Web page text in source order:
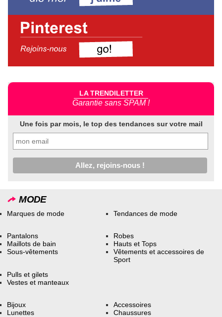
LA TRENDILETTER
Garantie sans SPAM !
Une fois par mois, le top des tendances sur votre mail
MODE
Marques de mode Tendances de mode
Pantalons
Maillots de bain
Sous-vêtements
Robes
Hauts et Tops
Vêtements et accessoires de
Sport
Pulls et gilets
Vestes et manteaux
Bijoux
Lunettes
Accessoires
Chaussures